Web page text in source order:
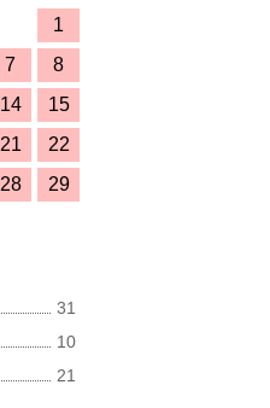
1
7
8
14
15
21
22
28
29
31
10
21